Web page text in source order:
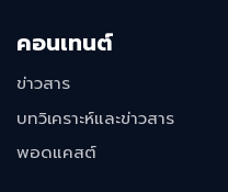
คอนเทนต์
ข่าวสาร
บทวิเคราะห์และข่าวสาร
พอดแคสต์